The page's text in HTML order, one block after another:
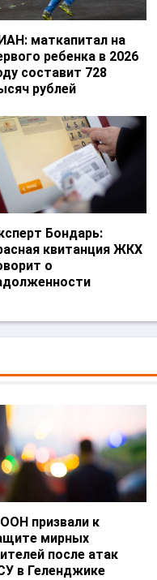
маткапитал на
ребенка в 2026
составит 728
рублей
Бондарь:
квитанция ЖКХ
о
призвали к
мирных
после атак
в Геленджике